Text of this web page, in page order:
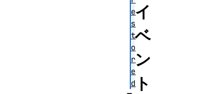
イ
ベ
ン
ト
e
s
t
o
r
e
d